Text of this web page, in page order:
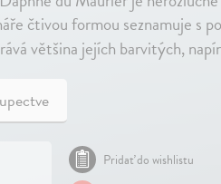
čtivou formou seznamuje s
většina jejích barvitých,
Pridať do wishlistu